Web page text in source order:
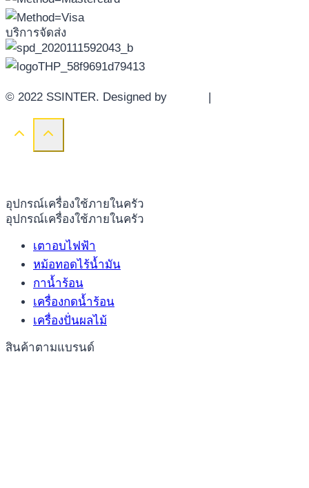
อุปกรณ์เครื่องใช้ภายในครัว
อุปกรณ์เครื่องใช้ภายในครัว
เตาอบไฟฟ้า
หม้อทอดไร้น้ำมัน
กาน้ำร้อน
เครื่องกดน้ำร้อน
เครื่องปั่นผลไม้
สินค้าตามแบรนด์
บริการจัดส่ง
© 2022 SSINTER. Designed by |